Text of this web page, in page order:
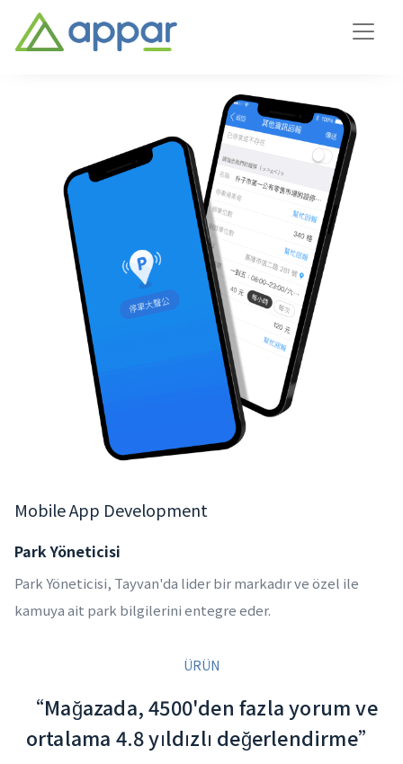
Mobile App Development
Park Yöneticisi
Park Yöneticisi, Tayvan'da lider bir markadır ve özel ile
kamuya ait park bilgilerini entegre eder.
ÜRÜN
“Mağazada, 4500'den fazla yorum ve
ortalama 4.8 yıldızlı değerlendirme”